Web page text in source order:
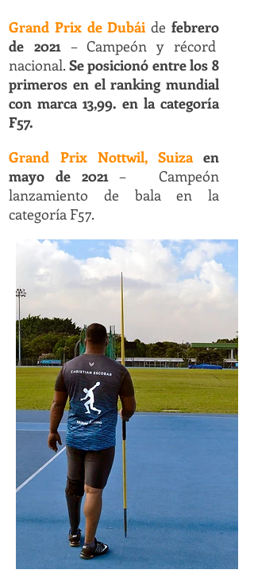
Grand Prix de Dubái defebrero
de 2021 – Campeón y récord
nacional. Se posicionó entre los 8
primeros en el ranking mundial
con marca 13,99. en la categoría
F57.
Grand Prix Nottwil, Suiza en
mayo de 2021 – Campeón
lanzamiento de bala en la
categoría F57.